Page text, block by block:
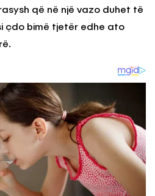
që në një vazo duhet të
çdo bimë tjetër edhe ato